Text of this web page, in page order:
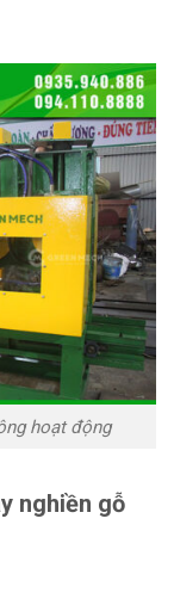
hoạt động
nghiền gỗ